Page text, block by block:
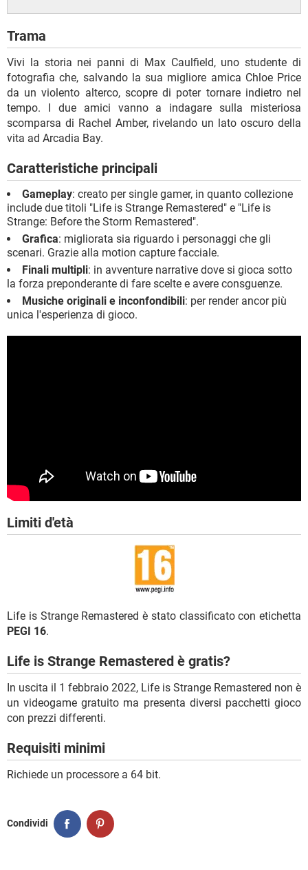
Trama
Vivi la storia nei panni di Max Caulfield, uno studente di
fotografia che, salvando la sua migliore amica Chloe Price
da un violento alterco, scopre di poter tornare indietro nel
tempo. I due amici vanno a indagare sulla misteriosa
scomparsa di Rachel Amber, rivelando un lato oscuro della
vita ad Arcadia Bay.
Caratteristiche principali
Gameplay: creato per single gamer, in quanto collezione
include due titoli "Life is Strange Remastered" e "Life is
Strange: Before the Storm Remastered".
Grafica: migliorata sia riguardo i personaggi che gli
scenari. Grazie alla motion capture facciale.
Finali multipli: in avventure narrative dove si gioca sotto
la forza preponderante di fare scelte e avere consguenze.
Musiche originali e inconfondibili: per render ancor più
unica l'esperienza di gioco.
Limiti d'età
Life is Strange Remastered è stato classificato con etichetta
PEGI 16.
Life is Strange Remastered è gratis?
In uscita il 1 febbraio 2022, Life is Strange Remastered non è
un videogame gratuito ma presenta diversi pacchetti gioco
con prezzi differenti.
Requisiti minimi
Richiede un processore a 64 bit.
Condividi